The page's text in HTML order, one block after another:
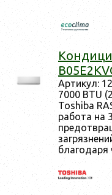
Ар­ти­кул:
7000 BTU
Toshiba
ра­бота на
бла­года­ря